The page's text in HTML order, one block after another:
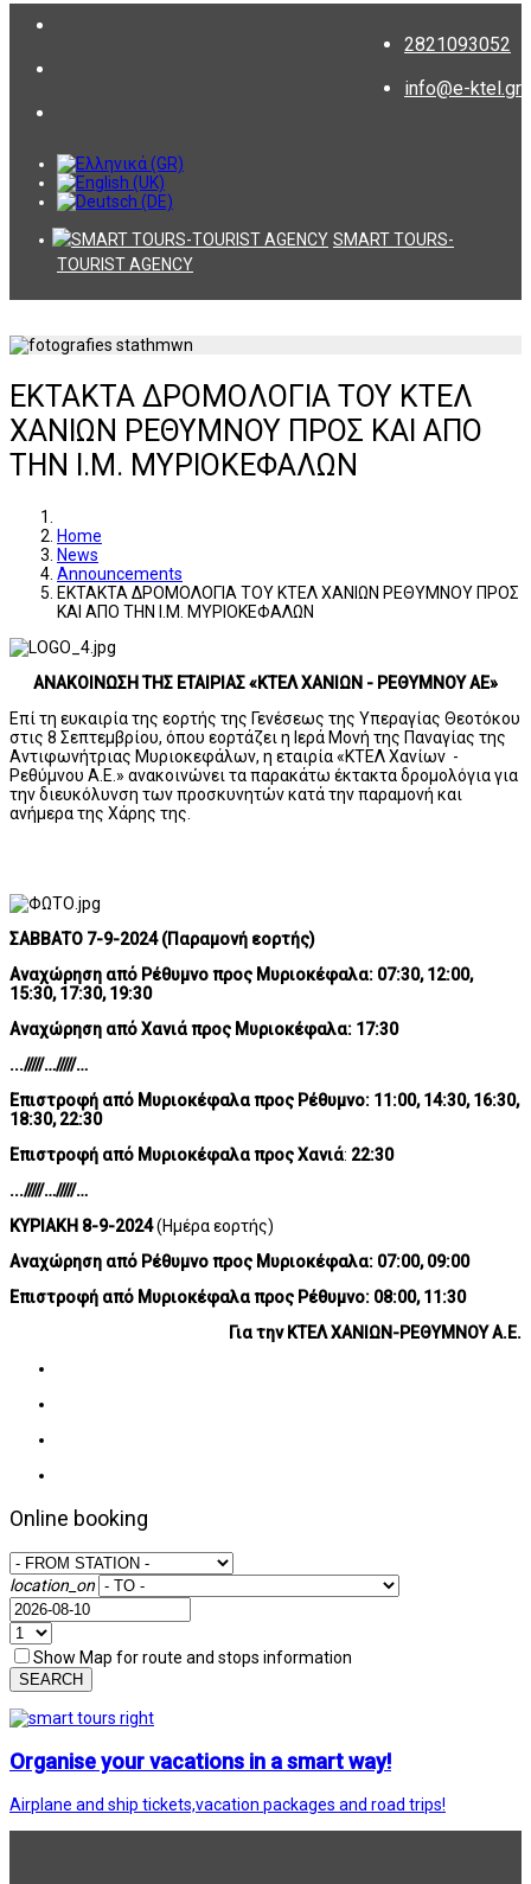
2821093052
info@e-ktel.gr
SMART TOURS-
TOURIST AGENCY
ΕΚΤΑΚΤΑ ΔΡΟΜΟΛΟΓΙΑ ΤΟΥ ΚΤΕΛ
ΧΑΝΙΩΝ ΡΕΘΥΜΝΟΥ ΠΡΟΣ ΚΑΙ ΑΠΟ
ΤΗΝ Ι.Μ. ΜΥΡΙΟΚΕΦΑΛΩΝ
Home
News
Announcements
ΕΚΤΑΚΤΑ ΔΡΟΜΟΛΟΓΙΑ ΤΟΥ ΚΤΕΛ ΧΑΝΙΩΝ ΡΕΘΥΜΝΟΥ ΠΡΟΣ
ΚΑΙ ΑΠΟ ΤΗΝ Ι.Μ. ΜΥΡΙΟΚΕΦΑΛΩΝ
ΑΝΑΚΟΙΝΩΣΗ ΤΗΣ ΕΤΑΙΡΙΑΣ «ΚΤΕΛ ΧΑΝΙΩΝ - ΡΕΘΥΜΝΟΥ ΑΕ»
Επί τη ευκαιρία της εορτής της Γενέσεως της Υπεραγίας Θεοτόκου
στις 8 Σεπτεμβρίου, όπου εορτάζει η Ιερά Μονή της Παναγίας της
Αντιφωνήτριας Μυριοκεφάλων, η εταιρία «ΚΤΕΛ Χανίων -
Ρεθύμνου Α.Ε.» ανακοινώνει τα παρακάτω έκτακτα δρομολόγια για
την διευκόλυνση των προσκυνητών κατά την παραμονή και
ανήμερα της Χάρης της.
ΣΑΒΒΑΤΟ 7-9-2024(Παραμονή εορτής)
Αναχώρηση από Ρέθυμνο προς Μυριοκέφαλα: 07:30, 12:00,
15:30, 17:30, 19:30
Αναχώρηση από Χανιά προς Μυριοκέφαλα: 17:30
.../////…/////…
Επιστροφή από Μυριοκέφαλα προς Ρέθυμνο: 11:00, 14:30, 16:30,
18:30, 22:30
Επιστροφή από Μυριοκέφαλα προς Χανιά: 22:30
.../////…/////…
ΚΥΡΙΑΚΗ 8-9-2024(Ημέρα εορτής)
Αναχώρηση από Ρέθυμνο προς Μυριοκέφαλα: 07:00, 09:00
Επιστροφή από Μυριοκέφαλα προς Ρέθυμνο: 08:00, 11:30
Για την ΚΤΕΛ ΧΑΝΙΩΝ-ΡΕΘΥΜΝΟΥ Α.Ε.
Online booking
location_on
Show Map for route and stops information
SEARCH
Organise your vacations in a smart way!
Airplane and ship tickets,vacation packages and road trips!